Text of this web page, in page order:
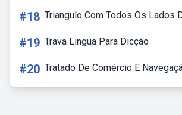
#18 Triangulo Com Todos Os Lados
#19 Trava Lingua Para Dicção
#20 Tratado De Comércio E